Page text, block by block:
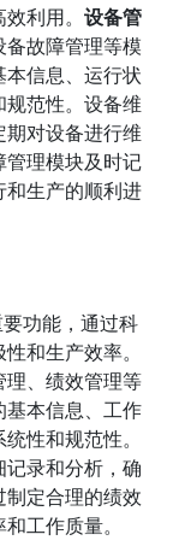
效利用。设备管
故障管理等模
信息、运行状
范性。设备维
对设备进行维
理模块及时记
生产的顺利进
功能，通过科
和生产效率。
、绩效管理等
本信息、工作
性和规范性。
录和分析，确
定合理的绩效
工作质量。